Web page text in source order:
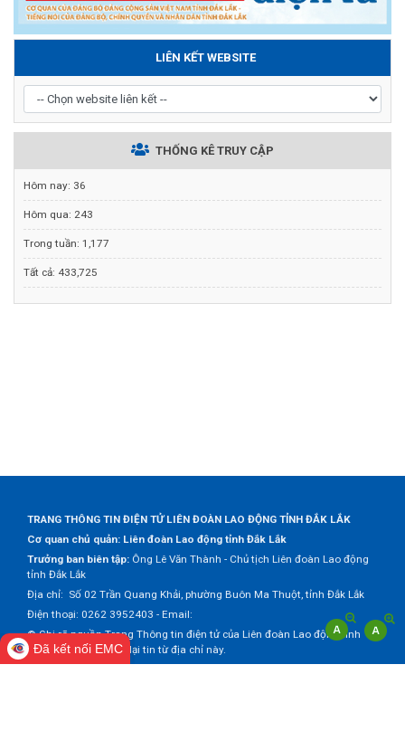
LIÊN KẾT WEBSITE
THỐNG KÊ TRUY CẬP
Hôm nay: 36
Hôm qua: 243
Trong tuần: 1,177
Tất cả: 433,725
TRANG THÔNG TIN ĐIỆN TỬ LIÊN ĐOÀN LAO ĐỘNG TỈNH ĐẮK LẮK
Cơ quan chủ quản: Liên đoàn Lao động tỉnh Đắk Lắk
Trưởng ban biên tập: Ông Lê Văn Thành - Chủ tịch Liên đoàn Lao động
tỉnh Đắk Lắk
Địa chỉ: Số 02 Trần Quang Khải, phường Buôn Ma Thuột, tỉnh Đắk Lắk
Điện thoại: 0262 3952403 - Email:
© Ghi rõ nguồn Trang Thông tin điện tử của Liên đoàn Lao động tỉnh
Đắk Lắk khi trích dẫn lại tin từ địa chỉ này.
Đã kết nối EMC